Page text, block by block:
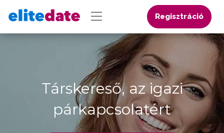
Regisztráció
Társkereső, az igazi
párkapcsolatért